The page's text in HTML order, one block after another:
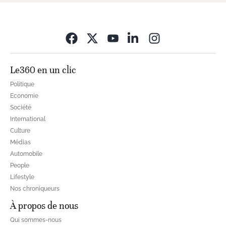
Le360 en un clic
Politique
Economie
Société
International
Culture
Médias
Automobile
People
Lifestyle
Nos chroniqueurs
À propos de nous
Qui sommes-nous